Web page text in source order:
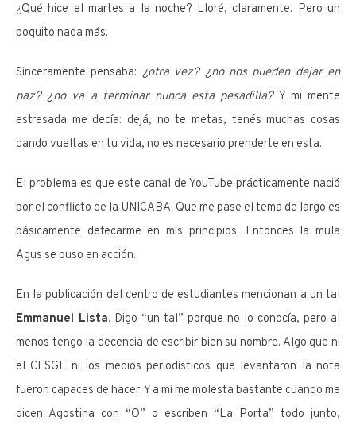
¿Qué hice el martes a la noche? Lloré, claramente. Pero un
poquito nada más.
Sinceramente pensaba: ¿otra vez? ¿no nos pueden dejar en
paz? ¿no va a terminar nunca esta pesadilla?Y mi mente
estresada me decía: dejá, no te metas, tenés muchas cosas
dando vueltas en tu vida, no es necesario prenderte en esta.
El problema es que este canal de YouTube prácticamente nació
por el conflicto de la UNICABA. Que me pase el tema de largo es
básicamente defecarme en mis principios. Entonces la mula
Agus se puso en acción.
En la publicación del centro de estudiantes mencionan a un tal
Emmanuel Lista. Digo “un tal” porque no lo conocía, pero al
menos tengo la decencia de escribir bien su nombre. Algo que ni
el CESGE ni los medios periodísticos que levantaron la nota
fueron capaces de hacer. Y a mí me molesta bastante cuando me
dicen Agostina con “O” o escriben “La Porta” todo junto,